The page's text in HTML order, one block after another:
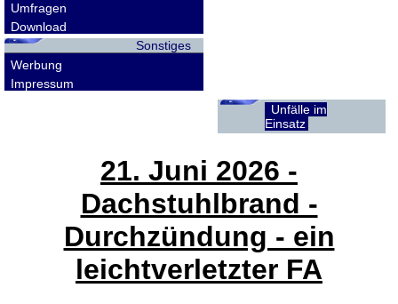
Umfragen
Download
Sonstiges
Werbung
Impressum
Unfälle im
Einsatz
21. Juni 2026 -
Dachstuhlbrand -
Durchzündung - ein
leichtverletzter FA